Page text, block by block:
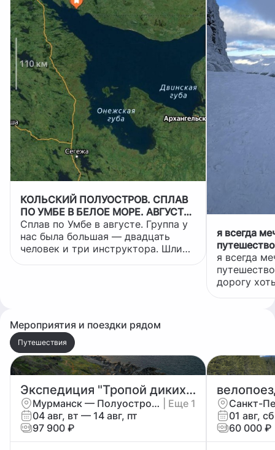
КОЛЬСКИЙ ПОЛУОСТРОВ. СПЛАВ
ПО УМБЕ В БЕЛОЕ МОРЕ. АВГУСТ
2024Г.
Сплав по Умбе в августе. Группа у
нас была большая — двадцать
человек и три инструктора. Шли
экипажей. Первые километры река
спокойная, но расслабляться не
давала: через пару часов уже ждал
Падун. Порог с характером: три
ступени, камни, валы. После н
я всегда
дорогу
последнее
работой,
могло
я всегда
дорогу
последнее
региону и
наконец
надеюсь
можно
всего
Мероприятия и поездки рядом
Путешествия
Экспедиция "Тропой диких трав" в Мурманской области: п-ов Рыбачий и Средний
Мурманск — Полуостров Рыбачий
| Еще 1
04 авг, вт — 14 авг, пт
97 900 ₽
01 авг,
60 000 ₽